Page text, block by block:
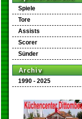
Spiele
Tore
Assists
Scorer
Sünder
Archiv
1990 - 2025